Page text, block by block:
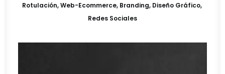
Rotulación, Web-Ecommerce, Branding, Diseño Gráfico,
Redes Sociales